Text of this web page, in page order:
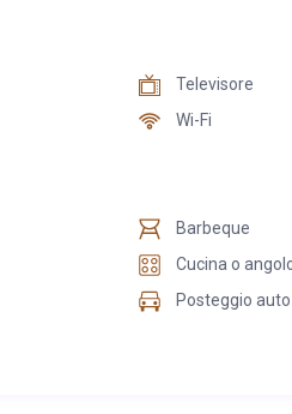
Televisore
Wi-Fi
Barbeque
Cucina o
Posteggio auto